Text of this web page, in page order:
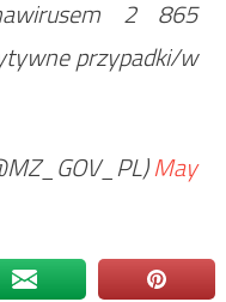
2 865
przypadki/w
May